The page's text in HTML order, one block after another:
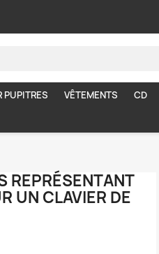
PUPITRES VÊTEMENTS CD
REPRÉSENTANT
UN CLAVIER DE